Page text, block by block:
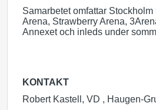
Samarbetet omfattar
Arena, Strawberry Arena,
Annexet och inleds under
KONTAKT
Robert Kastell, VD , Haugen-